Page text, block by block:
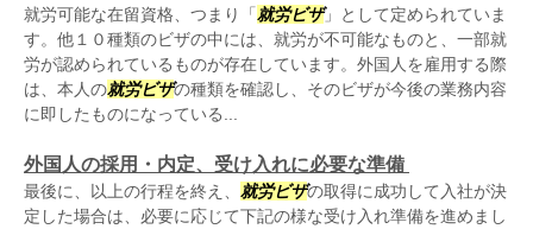
就労可能な在留資格、つまり「 就労ビザ」として定められていま
す。他１０種類のビザの中には、就労が不可能なものと、一部就
労が認められているものが存在しています。外国人を雇用する際
は、本人の就労ビザの種類を確認し、そのビザが今後の業務内容
に即したものになっている...
外国人の採用・内定、受け入れに必要な準備
最後に、以上の行程を終え、 就労ビザの取得に成功して入社が決
定した場合は、必要に応じて下記の様な受け入れ準備を進めまし